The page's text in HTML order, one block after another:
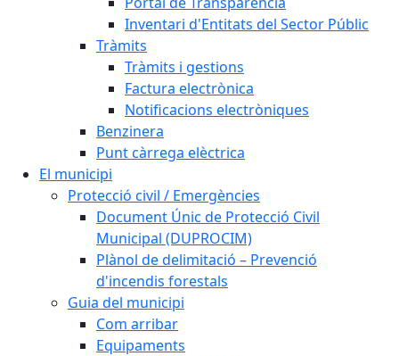
Inventari d'Entitats del Sector Públic
Tràmits
Tràmits i gestions
Factura electrònica
Notificacions electròniques
Benzinera
Punt càrrega elèctrica
El municipi
Protecció civil / Emergències
Document Únic de Protecció Civil
Municipal (DUPROCIM)
Plànol de delimitació – Prevenció
d'incendis forestals
Guia del municipi
Com arribar
Equipaments